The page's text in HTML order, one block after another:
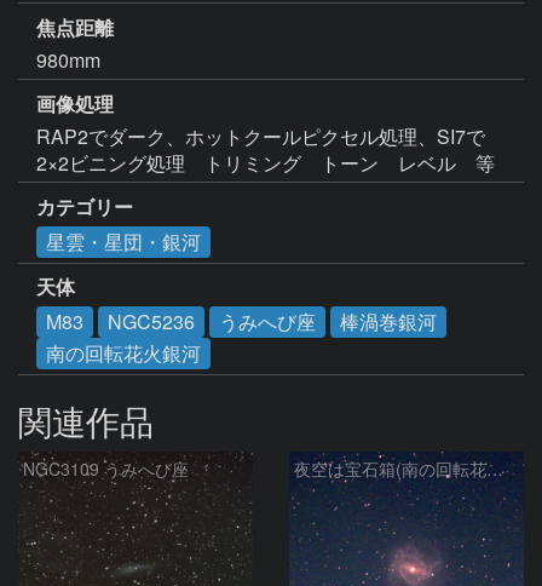
焦点距離
980mm
画像処理
RAP2でダーク、ホットクールピクセル処理、SI7で
2×2ビニング処理　トリミング　トーン　レベル　等
カテゴリー
星雲・星団・銀河
天体
M83
NGC5236 うみへび座
棒渦巻銀河
南の回転花火銀河
関連作品
NGC3109 うみへび座 夜空は宝石箱(南の回転花火銀河 M83) Seestar50